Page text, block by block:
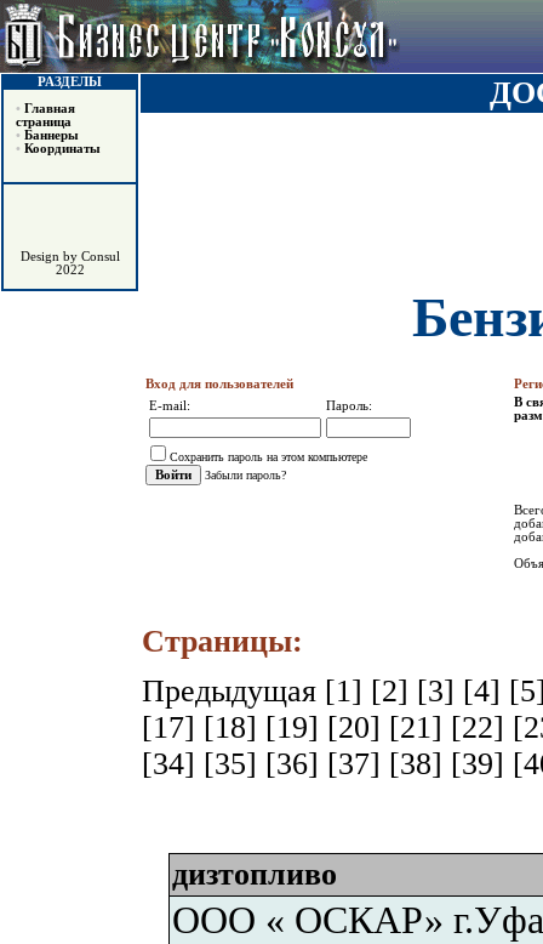
РАЗДЕЛЫ
• Главная
страница
• Баннеры
• Координаты
Design by Consul
2022
Вход для пользователей
E-mail:
Пароль:
Сохранить пароль на этом компьютере
Забыли пароль?
В
Страницы:
Предыдущая [1] [2] [3] [4]
[17] [18] [19] [20] [21] [22]
[34] [35] [36] [37] [38] [39]
дизтопливо
ООО « ОСКАР» г.Уфа